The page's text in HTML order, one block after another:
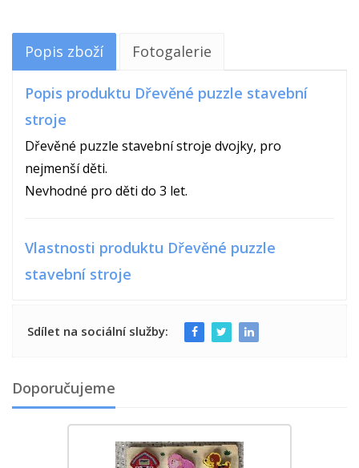
Popis zboží Fotogalerie
Popis produktu Dřevěné puzzle stavební
stroje
Dřevěné puzzle stavební stroje dvojky, pro
nejmenší děti.
Nevhodné pro děti do 3 let.
Vlastnosti produktu Dřevěné puzzle
stavební stroje
Sdílet na sociální služby:
Doporučujeme